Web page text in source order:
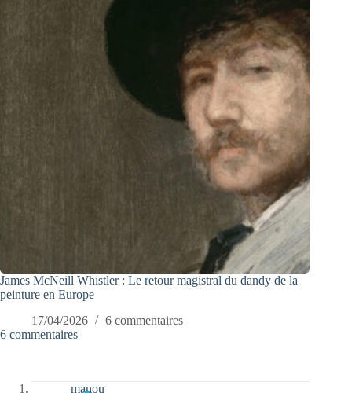
James McNeill Whistler : Le retour magistral du dandy de la
peinture en Europe
17/04/2026
6 commentaires
6 commentaires
manou